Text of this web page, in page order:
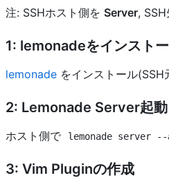
注: SSHホスト側を Server, SSH
1: lemonadeをインスト
lemonade をインストール(SSH
2: Lemonade Server起動
ホスト側で lemonade server
3: Vim Pluginの作成